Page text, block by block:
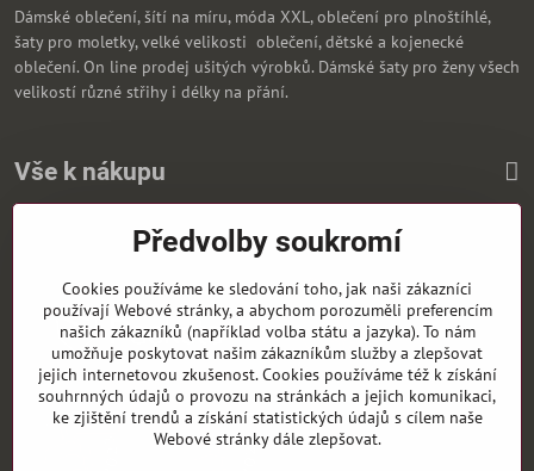
Dámské oblečení, šítí na míru, móda XXL, oblečení pro plnoštíhlé,
šaty pro moletky, velké velikosti oblečení, dětské a kojenecké
oblečení. On line prodej ušitých výrobků. Dámské šaty pro ženy všech
velikostí různé střihy i délky na přání.
Vše k nákupu
Zasíláme i na SlovenskoPředvolby soukromí
Cookies používáme ke sledování toho, jak naši zákazníci
používají Webové stránky, a abychom porozuměli preferencím
našich zákazníků (například volba státu a jazyka). To nám
umožňuje poskytovat našim zákazníkům služby a zlepšovat
jejich internetovou zkušenost. Cookies používáme též k získání
souhrnných údajů o provozu na stránkách a jejich komunikaci,
ke zjištění trendů a získání statistických údajů s cílem naše
Webové stránky dále zlepšovat.